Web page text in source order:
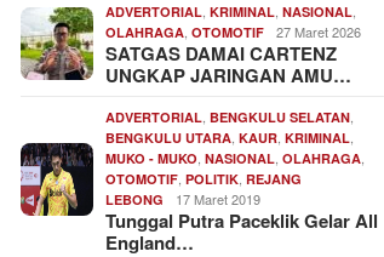
ADVERTORIAL ,KRIMINAL ,NASIONAL
OLAHRAGA ,OTOMOTIF 27 Maret 2026
SATGAS DAMAI CARTENZ
UNGKAP JARINGAN AMU…
ADVERTORIAL ,BENGKULU SELATAN
BENGKULU UTARA ,KAUR ,KRIMINAL
MUKO - MUKO ,NASIONAL ,OLAHRAGA
OTOMOTIF ,POLITIK ,REJANG
LEBONG
17 Maret 2019
Tunggal Putra Paceklik Gelar All
England…